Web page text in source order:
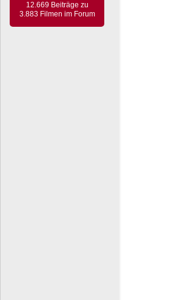
12.669 Beiträge zu
3.883 Filmen im Forum